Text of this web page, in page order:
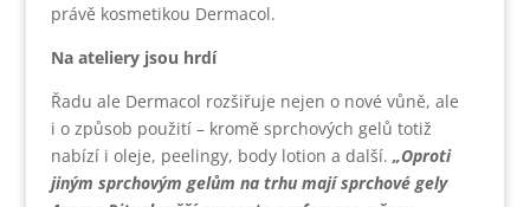
právě kosmetikou Dermacol.
Na ateliery jsou hrdí
Řadu ale Dermacol rozšiřuje nejen o nové vůně, ale
i o způsob použití – kromě sprchových gelů totiž
nabízí i oleje, peelingy, body lotion a další. „Oproti
jiným sprchovým gelům na trhu mají sprchové gely